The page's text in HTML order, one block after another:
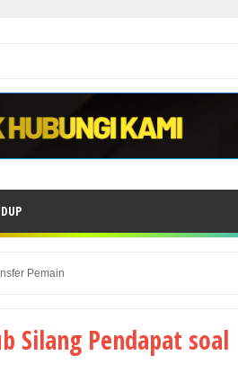
Pemain
Silang Pendapat soal